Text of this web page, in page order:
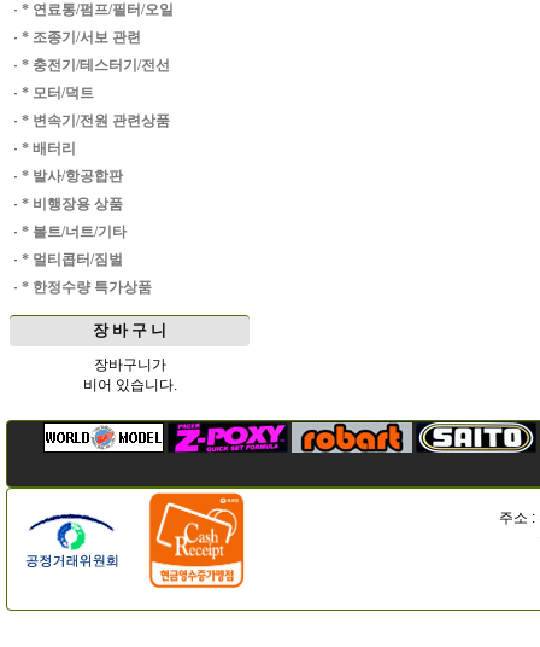
· * 연료통/펌프/필터/오일
· * 조종기/서보 관련
· * 충전기/테스터기/전선
· * 모터/덕트
· * 변속기/전원 관련상품
· * 배터리
· * 발사/항공합판
· * 비행장용 상품
· * 볼트/너트/기타
· * 멀티콥터/짐벌
· * 한정수량 특가상품
장 바 구 니
장바구니가
비어 있습니다.
주소